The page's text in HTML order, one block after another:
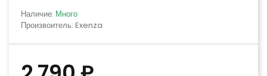
Наличие: Много
Произвоитель: Exenza